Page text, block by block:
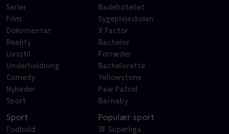
Serier
Film
Dokumentar
Reality
Livsstil
Underholdning
Comedy
Nyheder
Sport
Badehotellet
Sygeplejeskolen
X Factor
Bachelor
Forræder
Bachelorette
Yellowstone
Paw Patrol
Barnaby
Sport
Fodbold
Populær sport
3F Superliga